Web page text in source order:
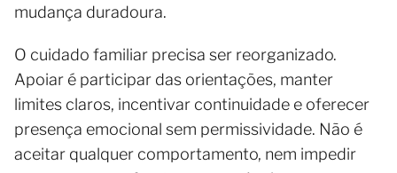
mudança duradoura.
O cuidado familiar precisa ser reorganizado.
Apoiar é participar das orientações, manter
limites claros, incentivar continuidade e oferecer
presença emocional sem permissividade. Não é
aceitar qualquer comportamento, nem impedir